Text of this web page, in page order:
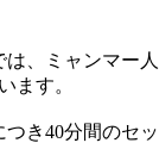
は、ミャンマ
ます。
つき40分間の